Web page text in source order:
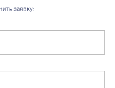
заявку: